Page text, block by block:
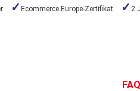
Ecommerce Europe-Zertifikat 2
FAQ